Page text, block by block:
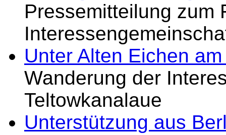
Pressemitteilung zum
Unter Alten Eichen
Wanderung der
Teltowkanalaue
Unterstützung aus